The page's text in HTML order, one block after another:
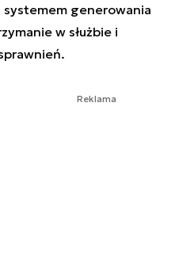
generowania
w służbie i
Reklama